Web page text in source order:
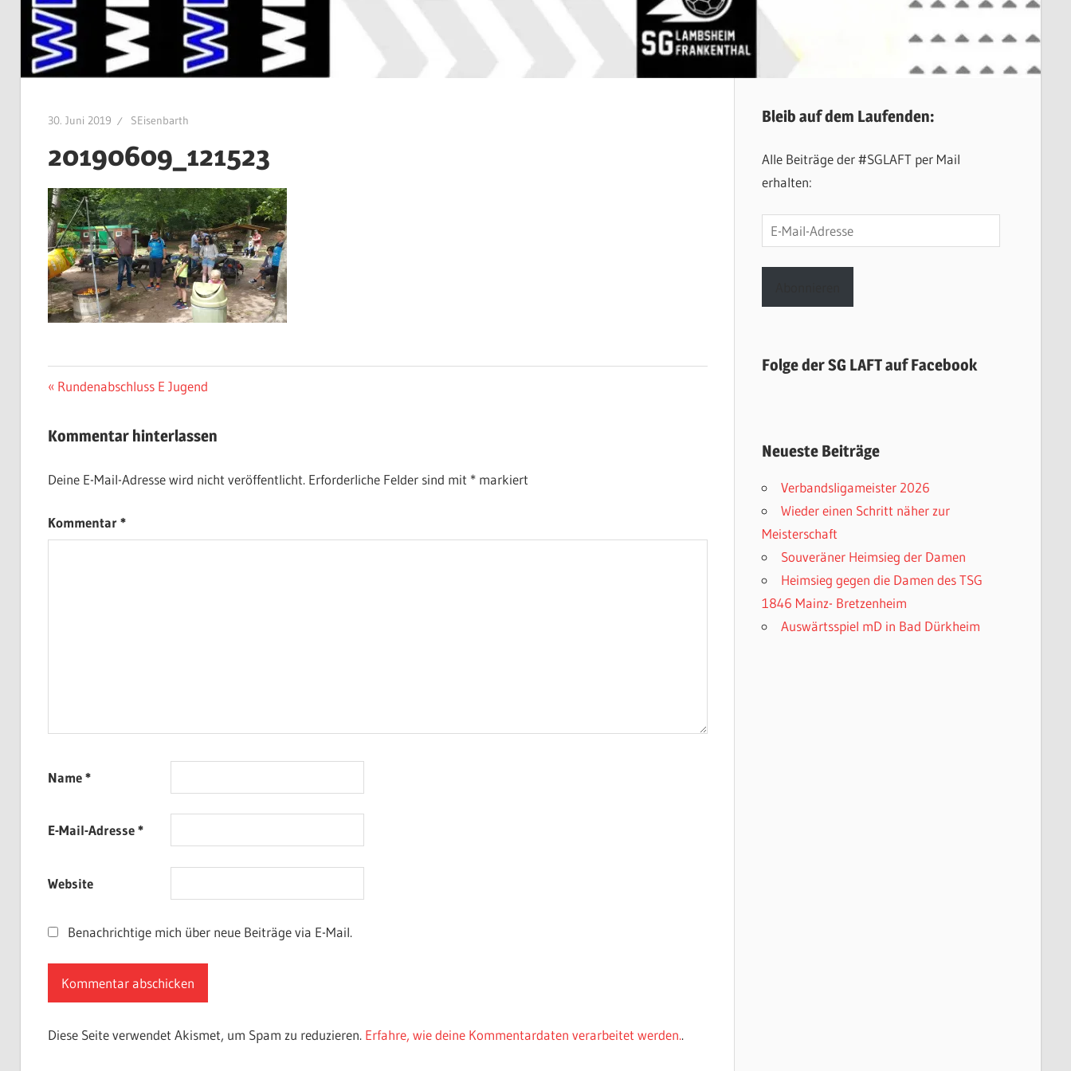
30. Juni 2019 SEisenbarth
20190609_121523
Beitragsnavigation
Vorheriger
Rundenabschluss E Jugend
Kommentar hinterlassen
Deine E-Mail-Adresse wird nicht veröffentlicht. Erforderliche Felder sind mit *markiert
Kommentar*
Name*
E-Mail-Adresse*
Website
Benachrichtige mich über neue Beiträge via E-Mail.
Diese Seite verwendet Akismet, um Spam zu reduzieren. Erfahre, wie deine Kommentardaten verarbeitet werden..
Bleib auf dem Laufenden:
Alle Beiträge der #SGLAFT per Mail
erhalten:
E-
Mail-
Adresse
Folge der SG LAFT auf Facebook
Neueste Beiträge
Verbandsligameister 2026
Wieder einen Schritt näher zur
Meisterschaft
Souveräner Heimsieg der Damen
Heimsieg gegen die Damen des TSG
1846 Mainz- Bretzenheim
Auswärtsspiel mD in Bad Dürkheim